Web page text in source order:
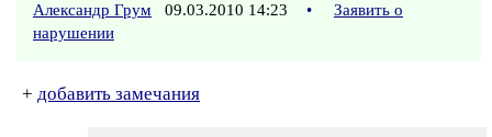
Александр Грум 09.03.2010 14:23 •
Заявить о
нарушении
+ добавить замечания